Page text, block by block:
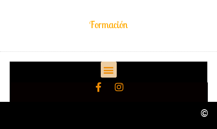
Formación
©